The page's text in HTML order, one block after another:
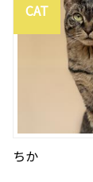
CAT
ちか